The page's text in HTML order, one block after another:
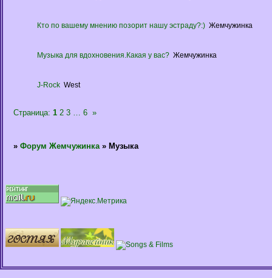
Кто по вашему мнению позорит нашу эстраду?:) Жемчужинка
Музыка для вдохновения.Какая у вас? Жемчужинка
J-Rock West
Страница: 1 2 3 6 »
» Форум Жемчужинка » Музыка